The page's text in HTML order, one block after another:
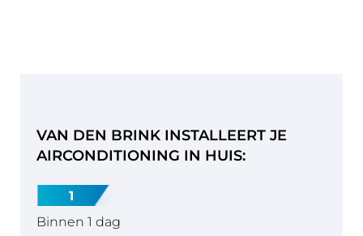
VAN DEN BRINK INSTALLEERT JE
AIRCONDITIONING IN HUIS:
1
Binnen 1 dag